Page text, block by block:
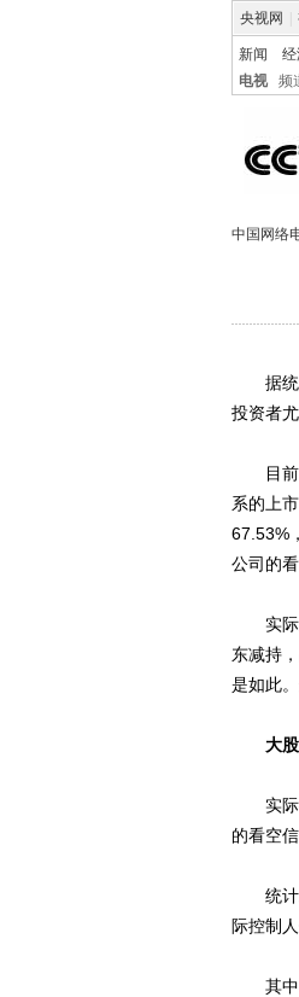
央视网
新闻
电视
频
中国网络
据统计
投资者
目前，
系的上
67.53%
公司的
实际上
东减持
是如此
大
实际控
的看空信
统计发
际控制
其中，